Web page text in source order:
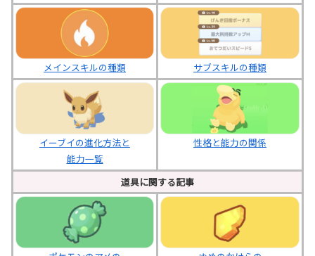
メインスキルの種類 サブスキルの種類
イーブイの進化方法と
能力一覧
性格と能力の関係
道具に関する記事